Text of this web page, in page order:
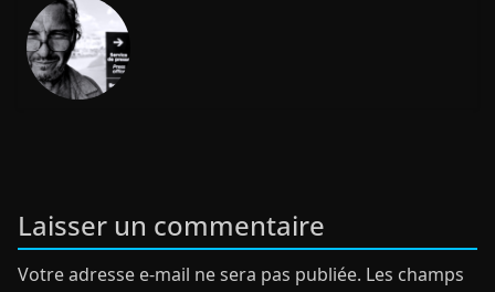
Laisser un commentaire
Votre adresse e-mail ne sera pas publiée. Les champs